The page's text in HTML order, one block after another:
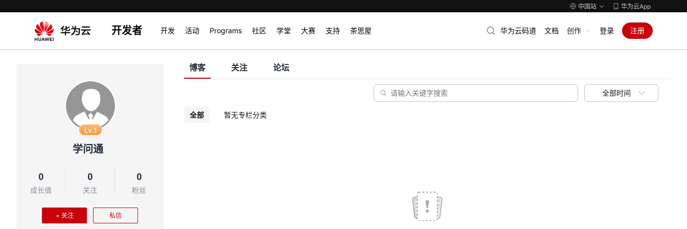
中国站 华为云App
开发者 开发 活动 Programs 社区 学堂 大赛 支持 茶思屋 华为云码道 文档 创作 登录 注册
Lv.1
学问通
0
成长值
0
关注
0
粉丝
+ 关注 私信
博客 关注 论坛
全部时间
全部 暂无专栏分类